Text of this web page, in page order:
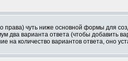
права) чуть ниже основной формы для
два варианта ответа (чтобы добавить
на количество вариантов ответа, оно